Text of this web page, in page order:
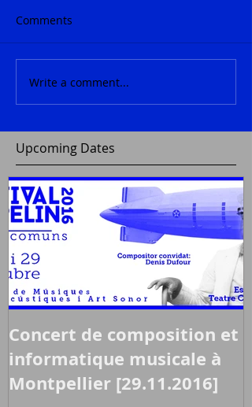
Comments
Write a comment...
Upcoming Dates
Concert de composition et
informatique musicale à
Montpellier [29.11.2016]